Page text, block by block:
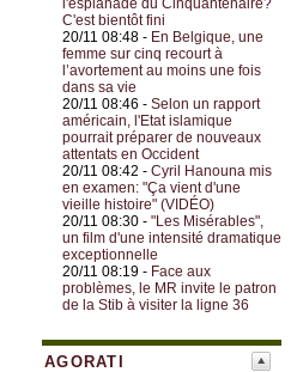
l'esplanade du Cinquantenaire?
C'est bientôt fini
20/11 08:48 - En Belgique, une
femme sur cinq recourt à
l’avortement au moins une fois
dans sa vie
20/11 08:46 - Selon un rapport
américain, l'Etat islamique
pourrait préparer de nouveaux
attentats en Occident
20/11 08:42 - Cyril Hanouna mis
en examen: "Ça vient d'une
vieille histoire" (VIDÉO)
20/11 08:30 - "Les Misérables",
un film d'une intensité dramatique
exceptionnelle
20/11 08:19 - Face aux
problèmes, le MR invite le patron
de la Stib à visiter la ligne 36
AGORATI